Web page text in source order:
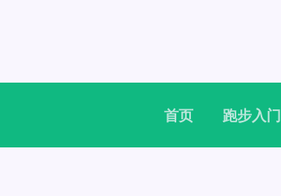
容
首页
跑步入门